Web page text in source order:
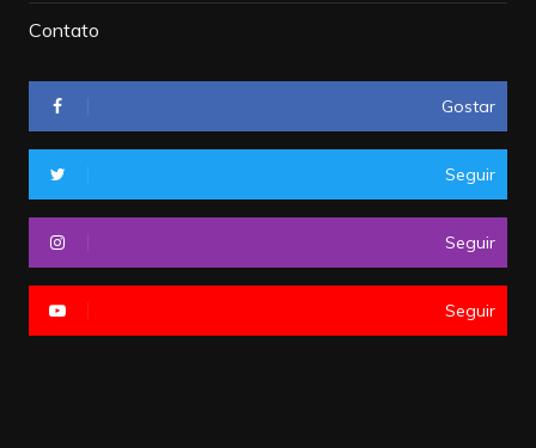
Contato
Gostar
Seguir
Seguir
Seguir